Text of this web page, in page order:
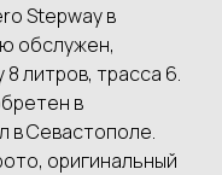
Stepway в
обслужен,
литров, трасса 6.
в
в Севастополе.
оригинальный